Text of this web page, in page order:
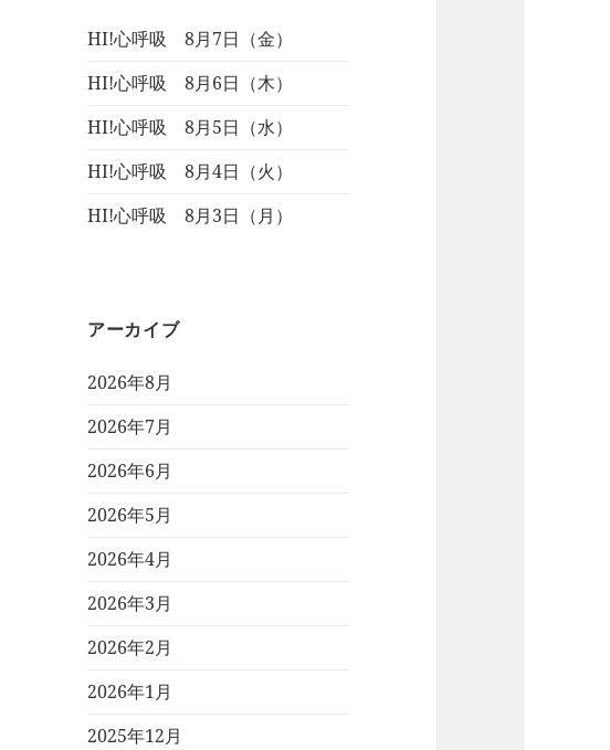
HI!心呼吸 8月7日（金）
HI!心呼吸 8月6日（木）
HI!心呼吸 8月5日（水）
HI!心呼吸 8月4日（火）
HI!心呼吸 8月3日（月）
アーカイブ
2026年8月
2026年7月
2026年6月
2026年5月
2026年4月
2026年3月
2026年2月
2026年1月
2025年12月